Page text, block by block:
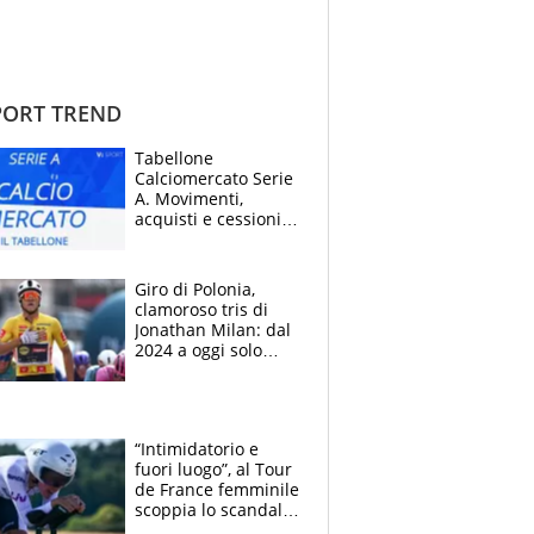
TREND
Tabellone
Calciomercato Serie
A. Movimenti,
acquisti e cessioni:
Giro di Polonia,
clamoroso tris di
Jonathan Milan: dal
2024 a oggi solo
“Intimidatorio e
fuori luogo”, al Tour
de France femminile
scoppia lo scandalo: